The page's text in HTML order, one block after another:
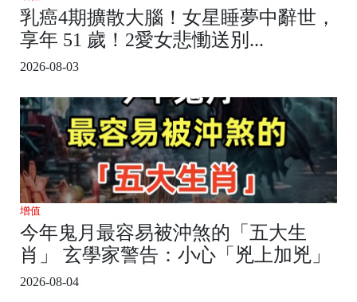
乳癌4期擴散大腦！女星睡夢中辭世，
享年 51 歲！2愛女悲慟送別...
2026-08-03
增值
今年鬼月最容易被沖煞的「五大生
肖」 玄學家警告：小心「兇上加兇」
2026-08-04